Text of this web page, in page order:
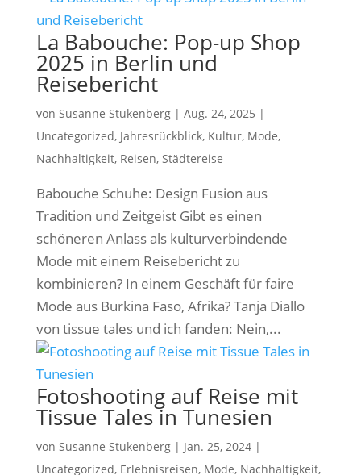
La Babouche: Pop-up Shop
2025 in Berlin und
Reisebericht
von Susanne Stukenberg| Aug. 24, 2025 |
Uncategorized, Jahresrückblick, Kultur, Mode,
Nachhaltigkeit, Reisen, Städtereise
Babouche Schuhe: Design Fusion aus
Tradition und Zeitgeist Gibt es einen
schöneren Anlass als kulturverbindende
Mode mit einem Reisebericht zu
kombinieren? In einem Geschäft für faire
Mode aus Burkina Faso, Afrika? Tanja Diallo
von tissue tales und ich fanden: Nein,...
Fotoshooting auf Reise mit
Tissue Tales in Tunesien
von Susanne Stukenberg| Jan. 25, 2024|
Uncategorized, Erlebnisreisen, Mode, Nachhaltigkeit,